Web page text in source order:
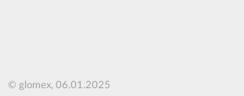
© glomex, 06.01.2025